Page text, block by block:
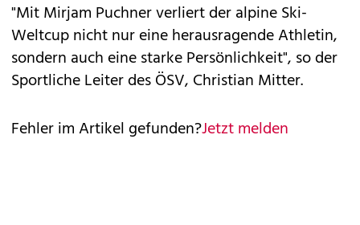
"Mit Mirjam Puchner verliert der alpine Ski-
Weltcup nicht nur eine herausragende Athletin,
sondern auch eine starke Persönlichkeit", so der
Sportliche Leiter des ÖSV, Christian Mitter.
Fehler im Artikel gefunden?Jetzt melden